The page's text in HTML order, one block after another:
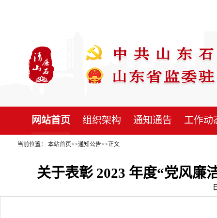
网站首页 组织架构 通知通告 工作动
当前位置： 本站首页>>通知公告>>正文
关于表彰 2023 年度“党风廉